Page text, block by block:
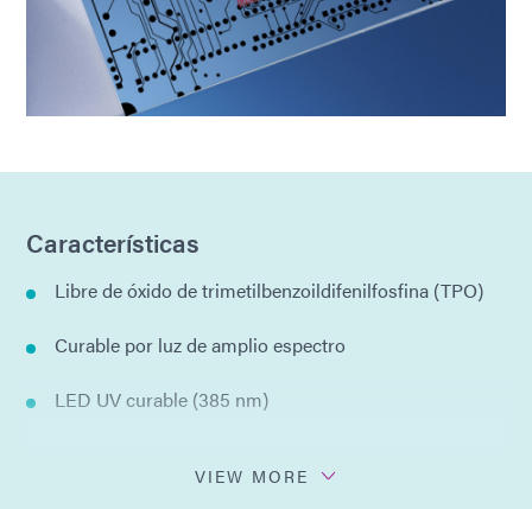
Características
Libre de óxido de trimetilbenzoildifenilfosfina (TPO)
Curable por luz de amplio espectro
LED UV curable (385 nm)
VIEW MORE